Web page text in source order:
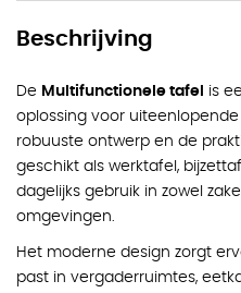
Beschrijving
De Multifunctionele tafel
is
oplossing voor
robuuste ontwerp en de
geschikt als werktafel,
dagelijks gebruik in zowel
omgevingen.
Het moderne design zorgt
past in vergaderruimtes,